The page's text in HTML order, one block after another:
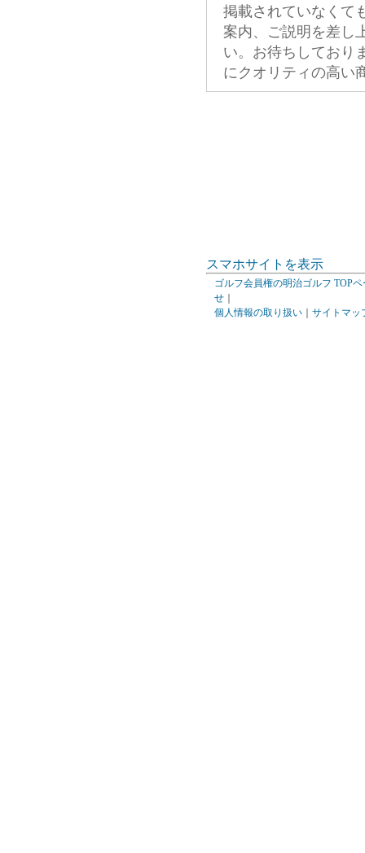
掲載されていなくて
案内、ご説明を差し
い。お待ちしており
にクオリティの高い
スマホサイトを表示
ゴルフ会員権の明治ゴルフ TOPペ
せ
個人情報の取り扱い
サイトマッ